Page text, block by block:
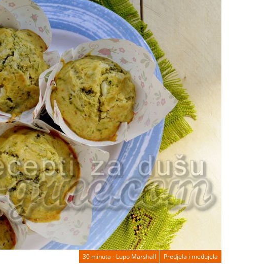
30 minuta - Lupo Marshall Predjela i međujela